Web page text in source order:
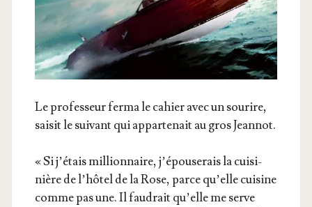
Le pro­fes­seur fer­ma le cahier avec un sou­rire,
sai­sit le sui­vant qui appar­te­nait au gros Jeannot.
« Si j’é­tais mil­lion­naire, j’é­pou­se­rais la cui­si­
nière de l’hô­tel de la Rose, parce qu’elle cui­sine
comme pas une. Il fau­drait qu’elle me serve